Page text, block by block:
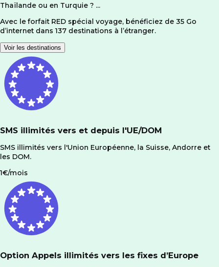
Thaïlande ou en Turquie ? ...
Avec le forfait RED spécial voyage, bénéficiez de 35 Go
d’internet dans 137 destinations à l’étranger.
Voir les destinations
SMS illimités vers et depuis l'UE/DOM
SMS illimités vers l'Union Européenne, la Suisse, Andorre et
les DOM.
1€/mois
Option Appels illimités vers les fixes d’Europe